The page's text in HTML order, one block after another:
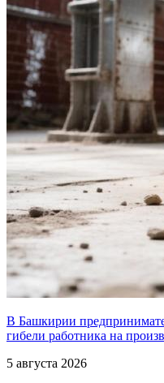
В Башкирии
гибели работника на
5 августа 2026